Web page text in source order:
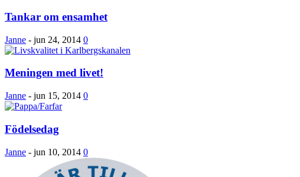
Tankar om ensamhet
Janne - jun 24, 2014 0
Meningen med livet!
Janne - jun 15, 2014 0
Födelsedag
Janne - jun 10, 2014 0